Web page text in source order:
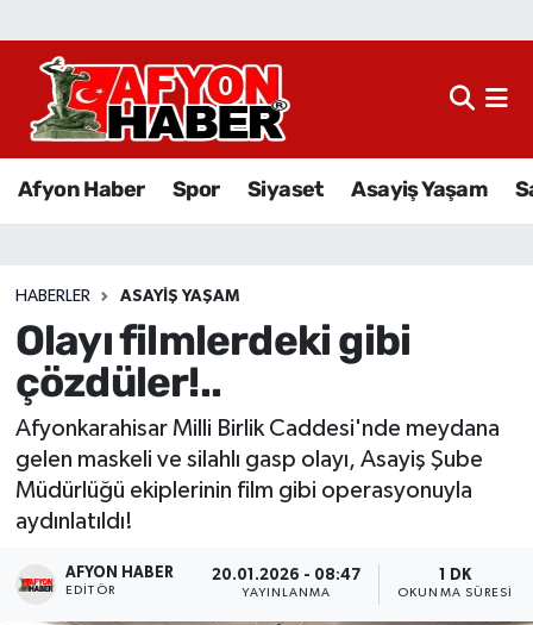
Afyon Haber Spor Siyaset Asayiş Yaşam
HABERLER ASAYIŞ YAŞAM
Olayı filmlerdeki gibi
çözdüler!..
Afyonkarahisar Milli Birlik Caddesi'nde meydana
gelen maskeli ve silahlı gasp olayı, Asayiş Şube
Müdürlüğü ekiplerinin film gibi operasyonuyla
aydınlatıldı!
AFYON HABER
EDITÖR
20.01.2026 - 08:47
YAYINLANMA
1 DK
OKUNMA SÜRESI
Afyon Haber
Sağlık
Eğitim
Sivil Toplum
Ekonomi
Magazin